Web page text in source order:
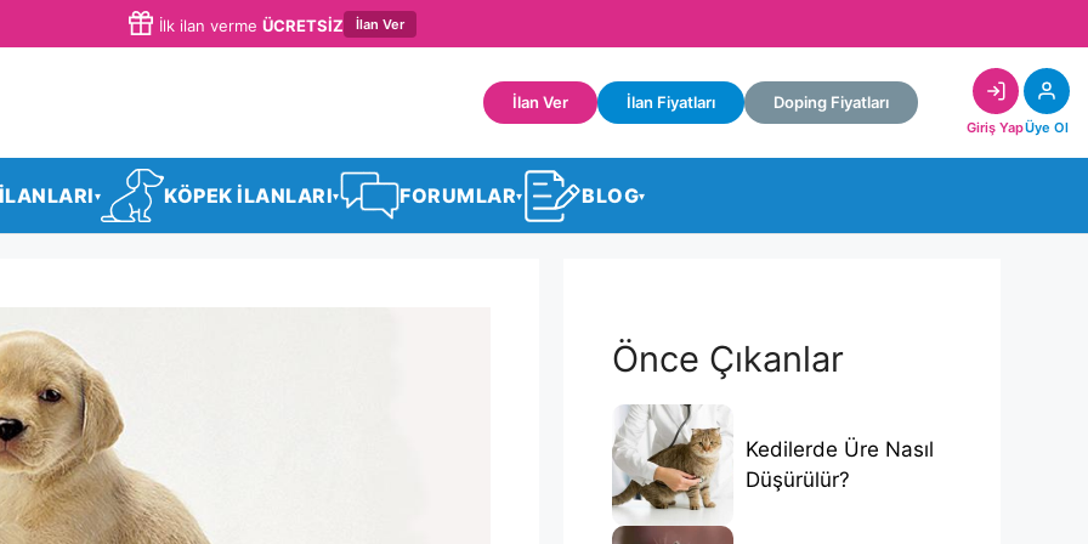
İlk ilan verme ÜCRETSİZ İlan Ver
İlan Ver İlan Fiyatları Doping Fiyatları
Giriş YapÜye Ol
▾ KÖPEK İLANLARI▾ FORUMLAR▾ BLOG▾
Önce Çıkanlar
Kedilerde Üre Nasıl
Düşürülür?